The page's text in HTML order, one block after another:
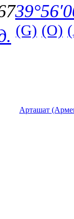
(G) (O)
Арташат